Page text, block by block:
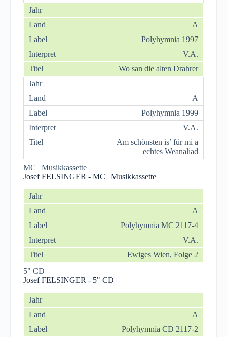
A
Polyhymnia 1997
V.A.
Wo san die alten Drahrer
A
Polyhymnia 1999
V.A.
Am schönsten is’ für mi a
echtes Weanaliad
MC | Musikkassette
Josef FELSINGER - MC | Musikkassette
A
Polyhymnia MC 2117-4
V.A.
Ewiges Wien, Folge 2
5" CD
Josef FELSINGER - 5" CD
A
Polyhymnia CD 2117-2